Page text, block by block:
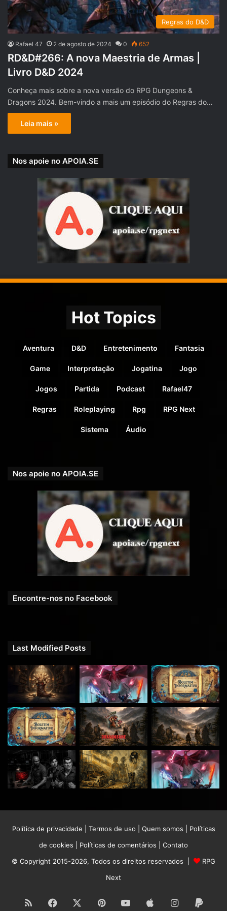
Regras do D&D
Rafael 47 2 de agosto de 2024 0 652
RD&D#266: A nova Maestria de Armas |
Livro D&D 2024
Conheça mais sobre a nova versão do RPG Dungeons &
Dragons 2024. Bem-vindo a mais um episódio do Regras do…
Leia mais »
Nos apoie no APOIA.SE
Hot Topics
Aventura D&D Entretenimento Fantasia
Game Interpretação Jogatina Jogo
Jogos Partida Podcast Rafael47
Regras Roleplaying Rpg RPG Next
Sistema Áudio
Nos apoie no APOIA.SE
Encontre-nos no Facebook
Last Modified Posts
Política de privacidade Termos de uso Quem somos
Políticas
de cookies
Políticas de comentários
Contato
© Copyright 2015-2026, Todos os direitos reservados |
RPG
Next
RSS Facebook PinterestYouTubeAppleInstagram